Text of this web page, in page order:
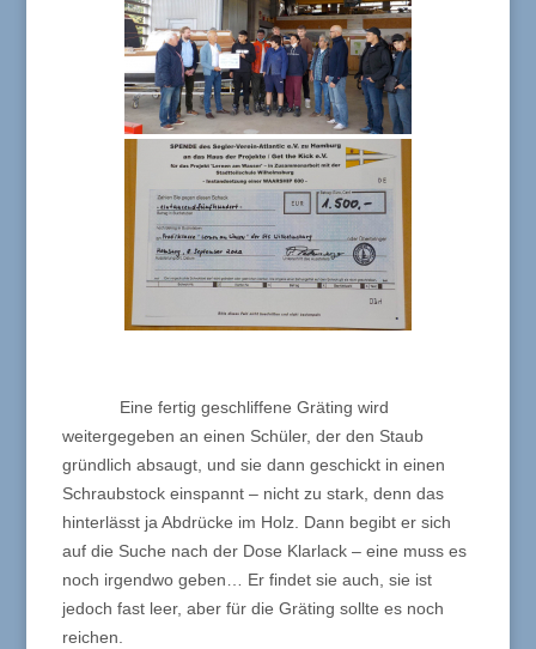
Eine fertig geschliffene Gräting wird
weitergegeben an einen Schüler, der den Staub
gründlich absaugt, und sie dann geschickt in einen
Schraubstock einspannt – nicht zu stark, denn das
hinterlässt ja Abdrücke im Holz. Dann begibt er sich
auf die Suche nach der Dose Klarlack – eine muss es
noch irgendwo geben… Er findet sie auch, sie ist
jedoch fast leer, aber für die Gräting sollte es noch
reichen.